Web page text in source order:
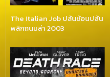
The Italian Job ปล้นซ้อนปล้น
พลิกถนนล่า 2003